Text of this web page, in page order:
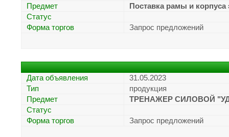
Предмет
Поставка рамы и корпуса
Статус
Форма торгов
Запрос предложений
Дата объявления
31.05.2023
Тип
продукция
Предмет
ТРЕНАЖЕР СИЛОВОЙ
Статус
Форма торгов
Запрос предложений